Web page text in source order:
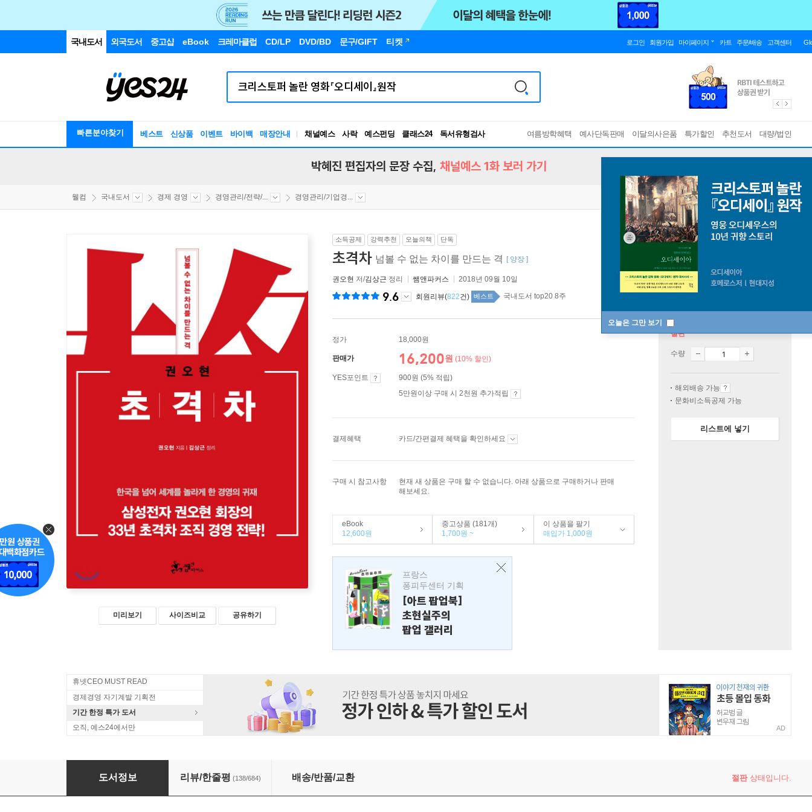
국내도서 외국도서 중고샵 eBook 크레마클럽 CD/LP DVD/BD 문구/GIFT 티켓 로그인 회원가입 마이페이지 카트 주문/배송 고객센터
빠른분야찾기 베스트 신상품 이벤트 바이백 매장안내 채널예스 사락 예스펀딩 클래스24
독서유형검사
RBTI Lab
여름방학혜택 예사단독판매 이달의사은품 특가할인 추천도서 대량/법인
오늘은 그만 보기
박혜진 편집자의 문장 수집, 채널예스 1화 보러 가기
웰컴 국내도서 경제 경영 경영관리/전략/... 경영관리/기업경...
미리보기 사이즈비교 공유하기
소득공제 강력추천 오늘의책 단독
초격차 넘볼 수 없는 차이를 만드는 격 [ 양장 ]
권오현 저/김상근 정리 쌤앤파커스 2018년 09월 10일
9.6 회원리뷰(822건) 베스트 국내도서 top20 8주
정가 18,000원
판매가 16,200원 (10% 할인)
YES포인트
900원 (5% 적립)
5만원이상 구매 시 2천원 추가적립
결제혜택 카드/간편결제 혜택을 확인하세요
구매 시 참고사항
현재 새 상품은 구매 할 수 없습니다. 아래 상품으로 구매하거나 판매
해보세요.
eBook
12,600원
중고상품 (181개)
1,700원 ~
이 상품을 팔기
매입가 1,000원
프랑스
퐁피두센터 기획
[아트 팝업북]
초현실주의
팝업 갤러리
절판
수량
해외배송 가능
문화비소득공제 가능
리스트에 넣기
휴넷CEO MUST READ
경제경영 자기계발 기획전
기간 한정 특가 도서
오직, 예스24에서만
AD
도서정보 리뷰/한줄평 (138/684) 배송/반품/교환 절판상태입니다.